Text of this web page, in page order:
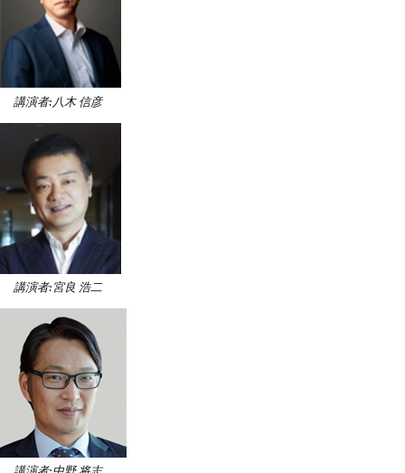
講演者:八木 信彦
講演者:宮良 浩二
講演者:中野 将志